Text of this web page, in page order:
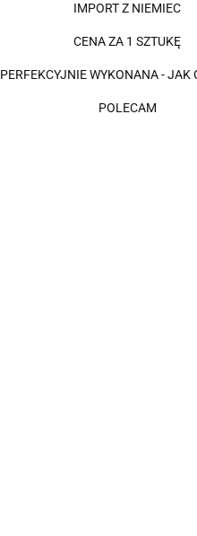
IMPORT Z NIEMIEC
CENA ZA 1 SZTUKĘ
PERFEKCYJNIE WYKONANA - JAK
POLECAM